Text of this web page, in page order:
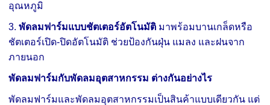
อุณหภูมิ
3.พัดลมฟาร์มแบบชัตเตอร์อัตโนมัติ มาพร้อมบานเกล็ดหรือ
ชัตเตอร์เปิด-ปิดอัตโนมัติ ช่วยป้องกันฝุ่น แมลง และฝนจาก
ภายนอก
พัดลมฟาร์มกับพัดลมอุตสาหกรรม ต่างกันอย่างไร
พัดลมฟาร์มและพัดลมอุตสาหกรรมเป็นสินค้าแบบเดียวกัน แต่